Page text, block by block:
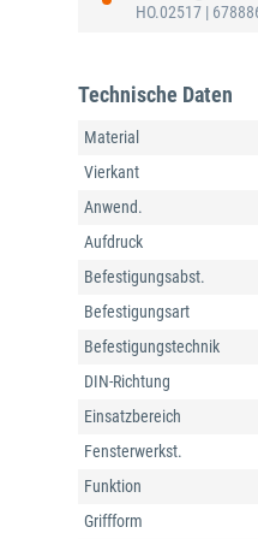
HO.02517 |
Technische Daten
Material
Vierkant
Anwend.
Aufdruck
Befestigungsabst.
Befestigungsart
Befestigungstechnik
DIN-Richtung
Einsatzbereich
Fensterwerkst.
Funktion
Griffform